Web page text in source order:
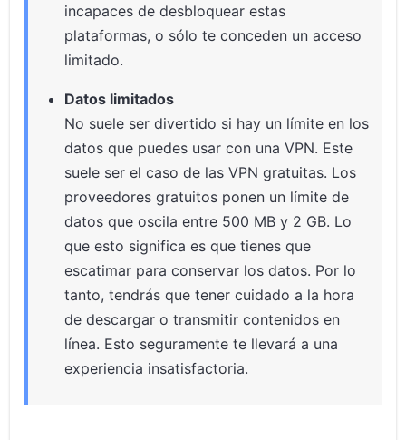
incapaces de desbloquear estas
plataformas, o sólo te conceden un acceso
limitado.
Datos limitados
No suele ser divertido si hay un límite en los
datos que puedes usar con una VPN. Este
suele ser el caso de las VPN gratuitas. Los
proveedores gratuitos ponen un límite de
datos que oscila entre 500 MB y 2 GB. Lo
que esto significa es que tienes que
escatimar para conservar los datos. Por lo
tanto, tendrás que tener cuidado a la hora
de descargar o transmitir contenidos en
línea. Esto seguramente te llevará a una
experiencia insatisfactoria.